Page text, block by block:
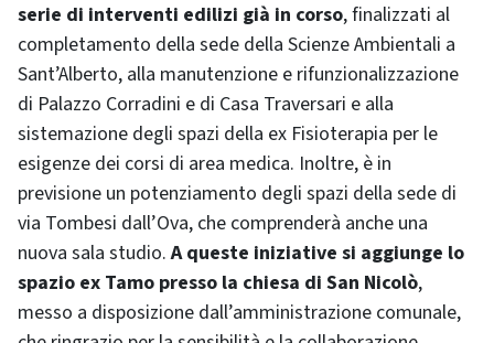
serie di interventi edilizi già in corso, finalizzati al
completamento della sede della Scienze Ambientali a
Sant’Alberto, alla manutenzione e rifunzionalizzazione
di Palazzo Corradini e di Casa Traversari e alla
sistemazione degli spazi della ex Fisioterapia per le
esigenze dei corsi di area medica. Inoltre, è in
previsione un potenziamento degli spazi della sede di
via Tombesi dall’Ova, che comprenderà anche una
nuova sala studio.A queste iniziative si aggiunge lo
spazio ex Tamo presso la chiesa di San Nicolò,
messo a disposizione dall’amministrazione comunale,